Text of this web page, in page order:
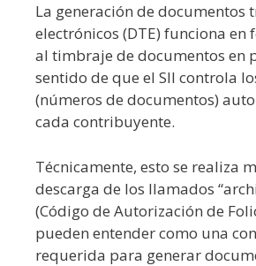
La generación de documentos
electrónicos (DTE) funciona
al timbraje de documentos en
sentido de que el SII controla
(números de documentos)
cada contribuyente.
Técnicamente, esto se realiza
descarga de los llamados
(Código de Autorización de
pueden entender como una
requerida para generar